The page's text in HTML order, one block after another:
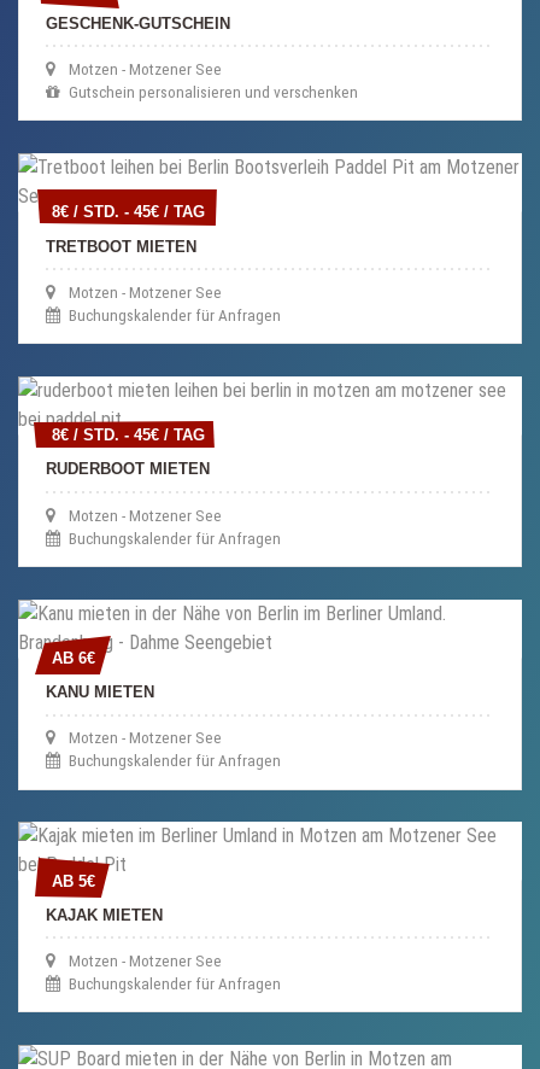
GESCHENK-GUTSCHEIN
Motzen - Motzener See
Gutschein personalisieren und verschenken
8€ / STD. - 45€ / TAG
8€ / STD. - 45€ / TAG
TRETBOOT MIETEN
Motzen - Motzener See
Buchungskalender für Anfragen
8€ / STD. - 45€ / TAG
8€ / STD. - 45€ / TAG
RUDERBOOT MIETEN
Motzen - Motzener See
Buchungskalender für Anfragen
AB 6€
AB 6€
KANU MIETEN
Motzen - Motzener See
Buchungskalender für Anfragen
AB 5€
AB 5€
KAJAK MIETEN
Motzen - Motzener See
Buchungskalender für Anfragen